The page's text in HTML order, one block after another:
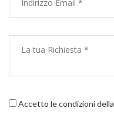
Accetto le condizioni della